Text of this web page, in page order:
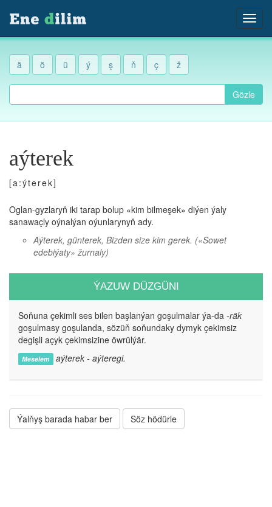
ä ö ü ý ş ň ç ž
Gözle
aýterek
[a:ýterek]
Oglan-gyzlaryň iki tarap bolup «kim bilmeşek» diýen ýaly
sanawaçly oýnalýan oýunlarynyň ady.
Aýterek, günterek, Bizden size kim gerek. («Sowet
edebiýaty» žurnaly)
ÝAZUW DÜZGÜNI
Soňuna çekimli ses bilen başlanýan goşulmalar ýa-da -räk
goşulmasy goşulanda, sözüň soňundaky dymyk çekimsiz
degişli açyk çekimsizine öwrülýär.
Meselem aýterek - aýteregi.
Ýalňyş barada habar ber Söz hödürle